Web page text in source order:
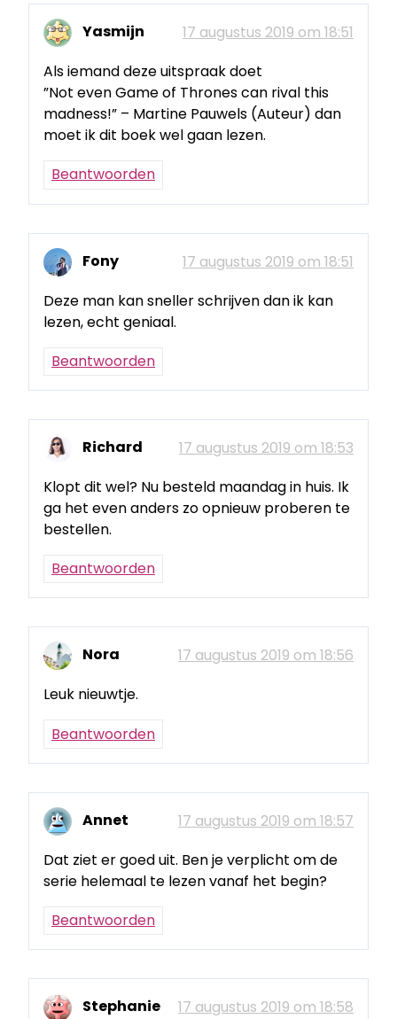
Yasmijn
17 augustus 2019 om 18:51
Als iemand deze uitspraak doet
”Not even Game of Thrones can rival this
madness!” – Martine Pauwels (Auteur) dan
moet ik dit boek wel gaan lezen.
Beantwoorden
Fony
17 augustus 2019 om 18:51
Deze man kan sneller schrijven dan ik kan
lezen, echt geniaal.
Beantwoorden
Richard
17 augustus 2019 om 18:53
Klopt dit wel? Nu besteld maandag in huis. Ik
ga het even anders zo opnieuw proberen te
bestellen.
Beantwoorden
Nora
17 augustus 2019 om 18:56
Leuk nieuwtje.
Beantwoorden
Annet
17 augustus 2019 om 18:57
Dat ziet er goed uit. Ben je verplicht om de
serie helemaal te lezen vanaf het begin?
Beantwoorden
Stephanie
17 augustus 2019 om 18:58